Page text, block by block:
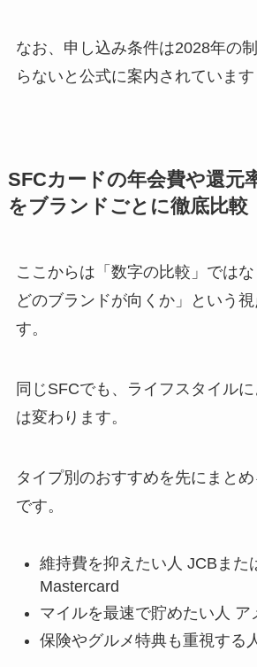
なお、申し込み条件は2028年の
らないと公式に案内されています
SFCカードの年会費や還元
をブランドごとに徹底比較
ここからは「数字の比較」では
どのブランドが向くか」という
す。
同じSFCでも、ライフスタイル
は変わります。
タイプ別のおすすめを先にまと
です。
維持費を抑えたい人 JCBまた
Mastercard
マイルを最速で貯めたい人 ア
保険やグルメ特典も重視する